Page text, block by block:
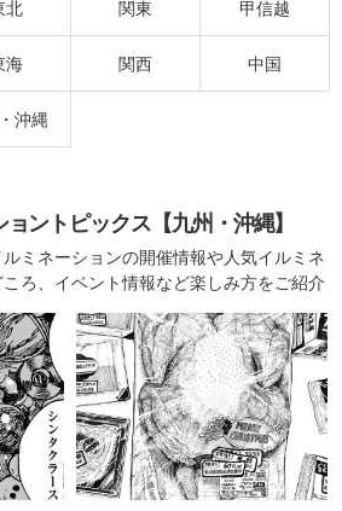
北 関東 甲信越
海 関西 中国
沖縄
ントピックス【九州・沖縄】
ミネーションの開催情報や人気イルミネ
ろ、イベント情報など楽しみ方をご紹介